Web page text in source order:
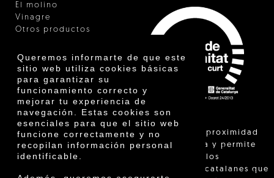
Queremos informarte de que este
sitio web utiliza cookies básicas
para garantizar su
funcionamiento correcto y
mejorar tu experiencia de
navegación. Estas cookies son
esenciales para que el sitio web
funcione correctamente y no
recopilan información personal
identificable.
El molino
Vinagre
Otros productos
Premios
Innovación
"La venta de proximidad
está regulada y permite
identificar a los
agricultores catalanes que